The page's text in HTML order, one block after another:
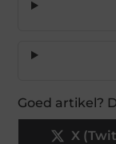
Goed artikel?
X